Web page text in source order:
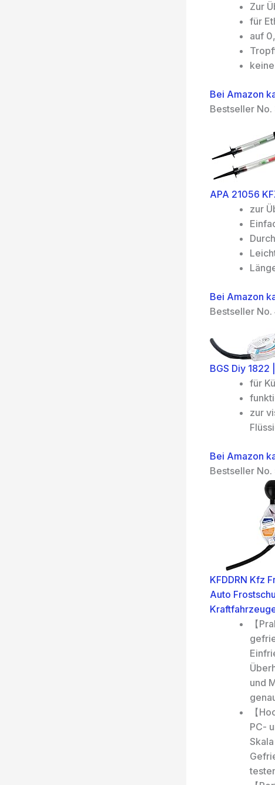
Zur
für
auf
Bei Amazon
Bestseller No.
APA 21056
zur
Bei Amazon
Bestseller No.
BGS Diy
für
zur
Bei Amazon
Bestseller No.
KFDDRN Kfz
Auto
【
und
【
PC-